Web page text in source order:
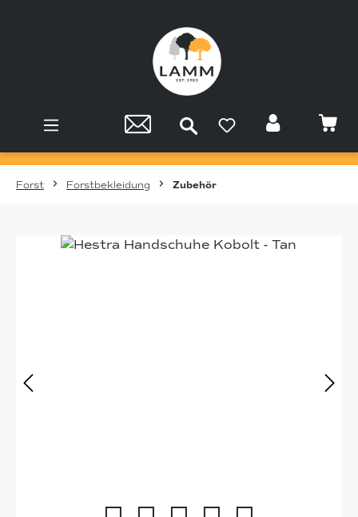
Forst Forstbekleidung Zubehör
Bildergalerie überspringen